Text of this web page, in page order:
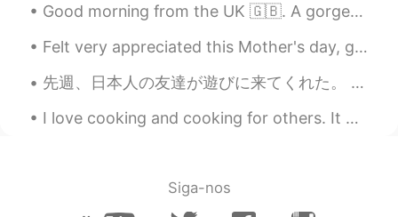
@Nanakoななこ そうですね。私とななこ
員を養うためにたくさん料理を作らなくて
you enjoyed my story ☺️
Dominic - ドミニク 2021.04.05 19:38
stores are still open on Easter for part of
Felt very appreciated this Mother's day, got Roses I hope appreciation is shown not just toda...
先週、日本人の友達が遊びに来てくれた。 親戚の結婚式に参加した。 サリーを着てみたり、伝統的なご飯を食べたり、買い物したりして楽しんでいたようだ。 私も久しぶりに日本人の友達と会って嬉しかった...
I love cooking and cooking for others. It makes me happy to see others enjoy the food I cook. I d...
Siga-nos